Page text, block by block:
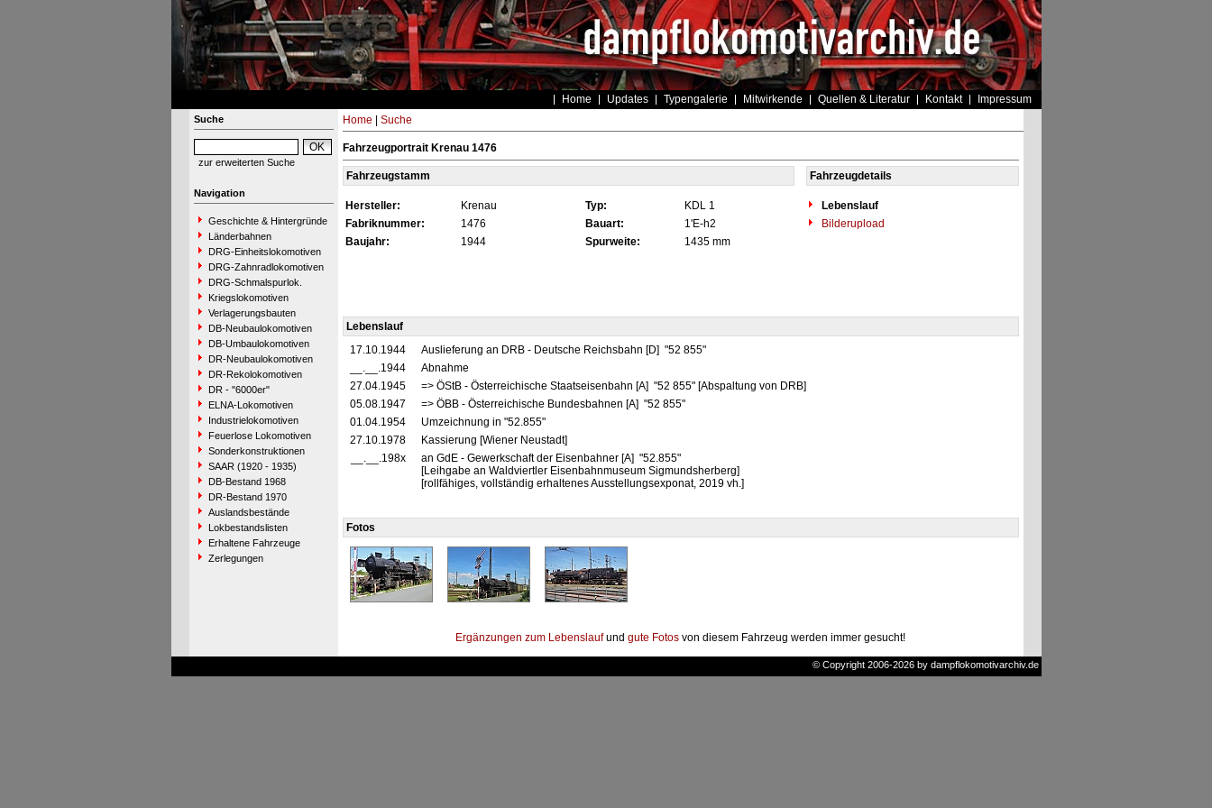
Home Updates Typengalerie Mitwirkende Quellen & Literatur Kontakt Impressum
Suche
zur erweiterten Suche
Navigation
Geschichte & Hintergründe
Länderbahnen
DRG-Einheitslokomotiven
DRG-Zahnradlokomotiven
DRG-Schmalspurlok.
Kriegslokomotiven
Verlagerungsbauten
DB-Neubaulokomotiven
DB-Umbaulokomotiven
DR-Neubaulokomotiven
DR-Rekolokomotiven
DR - "6000er"
ELNA-Lokomotiven
Industrielokomotiven
Feuerlose Lokomotiven
Sonderkonstruktionen
SAAR (1920 - 1935)
DB-Bestand 1968
DR-Bestand 1970
Auslandsbestände
Lokbestandslisten
Erhaltene Fahrzeuge
Zerlegungen
Home Suche
Fahrzeugportrait Krenau 1476
Fahrzeugstamm Fahrzeugdetails
Hersteller: Krenau Typ: KDL 1
Lebenslauf
Fabriknummer:
1476 Bauart: 1'E-h2
Bilderupload
Baujahr:
1944 Spurweite: 1435 mm
Lebenslauf
17.10.1944
Auslieferung an DRB - Deutsche Reichsbahn [D] "52 855"
__.__.1944
Abnahme
27.04.1945
=> ÖStB - Österreichische Staatseisenbahn [A] "52 855" [Abspaltung von DRB]
05.08.1947
=> ÖBB - Österreichische Bundesbahnen [A] "52 855"
01.04.1954
Umzeichnung in "52.855"
27.10.1978
Kassierung [Wiener Neustadt]
__.__.198x
an GdE - Gewerkschaft der Eisenbahner [A] "52.855"
[Leihgabe an Waldviertler Eisenbahnmuseum Sigmundsherberg]
[rollfähiges, vollständig erhaltenes Ausstellungsexponat, 2019 vh.]
Fotos
Ergänzungen zum Lebenslaufund gute Fotos von diesem Fahrzeug werden immer gesucht!
© Copyright 2006-2026 by dampflokomotivarchiv.de